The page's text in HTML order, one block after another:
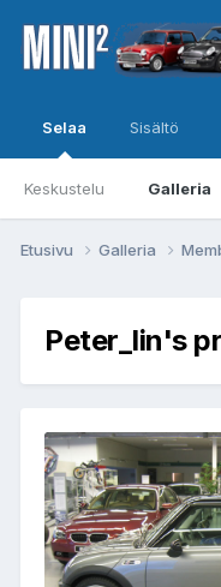
Selaa
Keskustelu Galleria
Sisältö
Etusivu Galleria
Peter_lin's